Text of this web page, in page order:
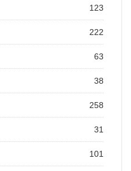
123
222
63
38
258
31
101